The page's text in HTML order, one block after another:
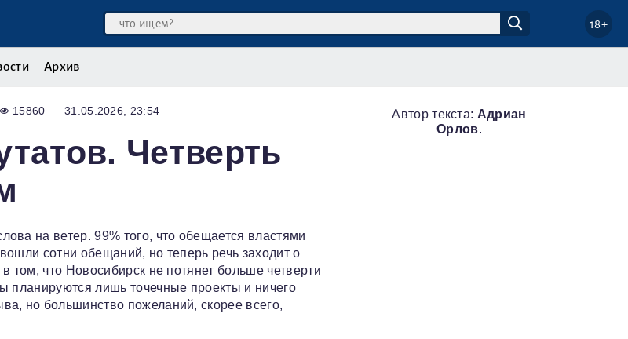
18+
Архив
15860 31.05.2026, 23:54
Четверть
на ветер. 99% того, что обещается властями
сотни обещаний, но теперь речь заходит о
том, что Новосибирск не потянет больше четверти
планируются лишь точечные проекты и ничего
но большинство пожеланий, скорее всего,
Автор текста: Адриан
Орлов.